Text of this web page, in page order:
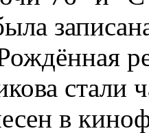
стали
в